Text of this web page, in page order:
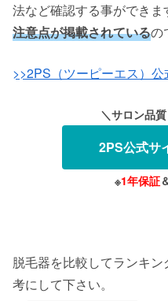
法など確認する事ができま
注意点が掲載されているの
>>2PS（ツーピーエス）
＼サロン品質
2PS公式サ
※1年保証
脱毛器を比較してランキ
考にして下さい。